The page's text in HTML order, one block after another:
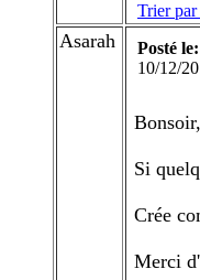
Trier par
Asarah
Posté le:
10/12/
Bonsoir,
Si
Crée
Merci